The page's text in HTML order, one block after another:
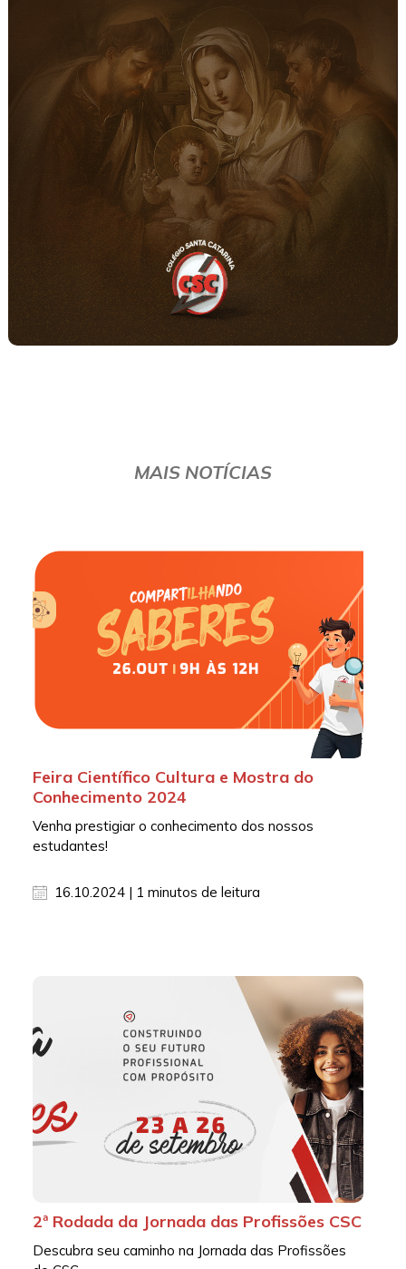
MAIS NOTÍCIAS
Feira Científico Cultura e Mostra do
Conhecimento 2024
Venha prestigiar o conhecimento dos nossos
estudantes!
16.10.2024 | 1 minutos de leitura
2ª Rodada da Jornada das Profissões CSC
Descubra seu caminho na Jornada das Profissões